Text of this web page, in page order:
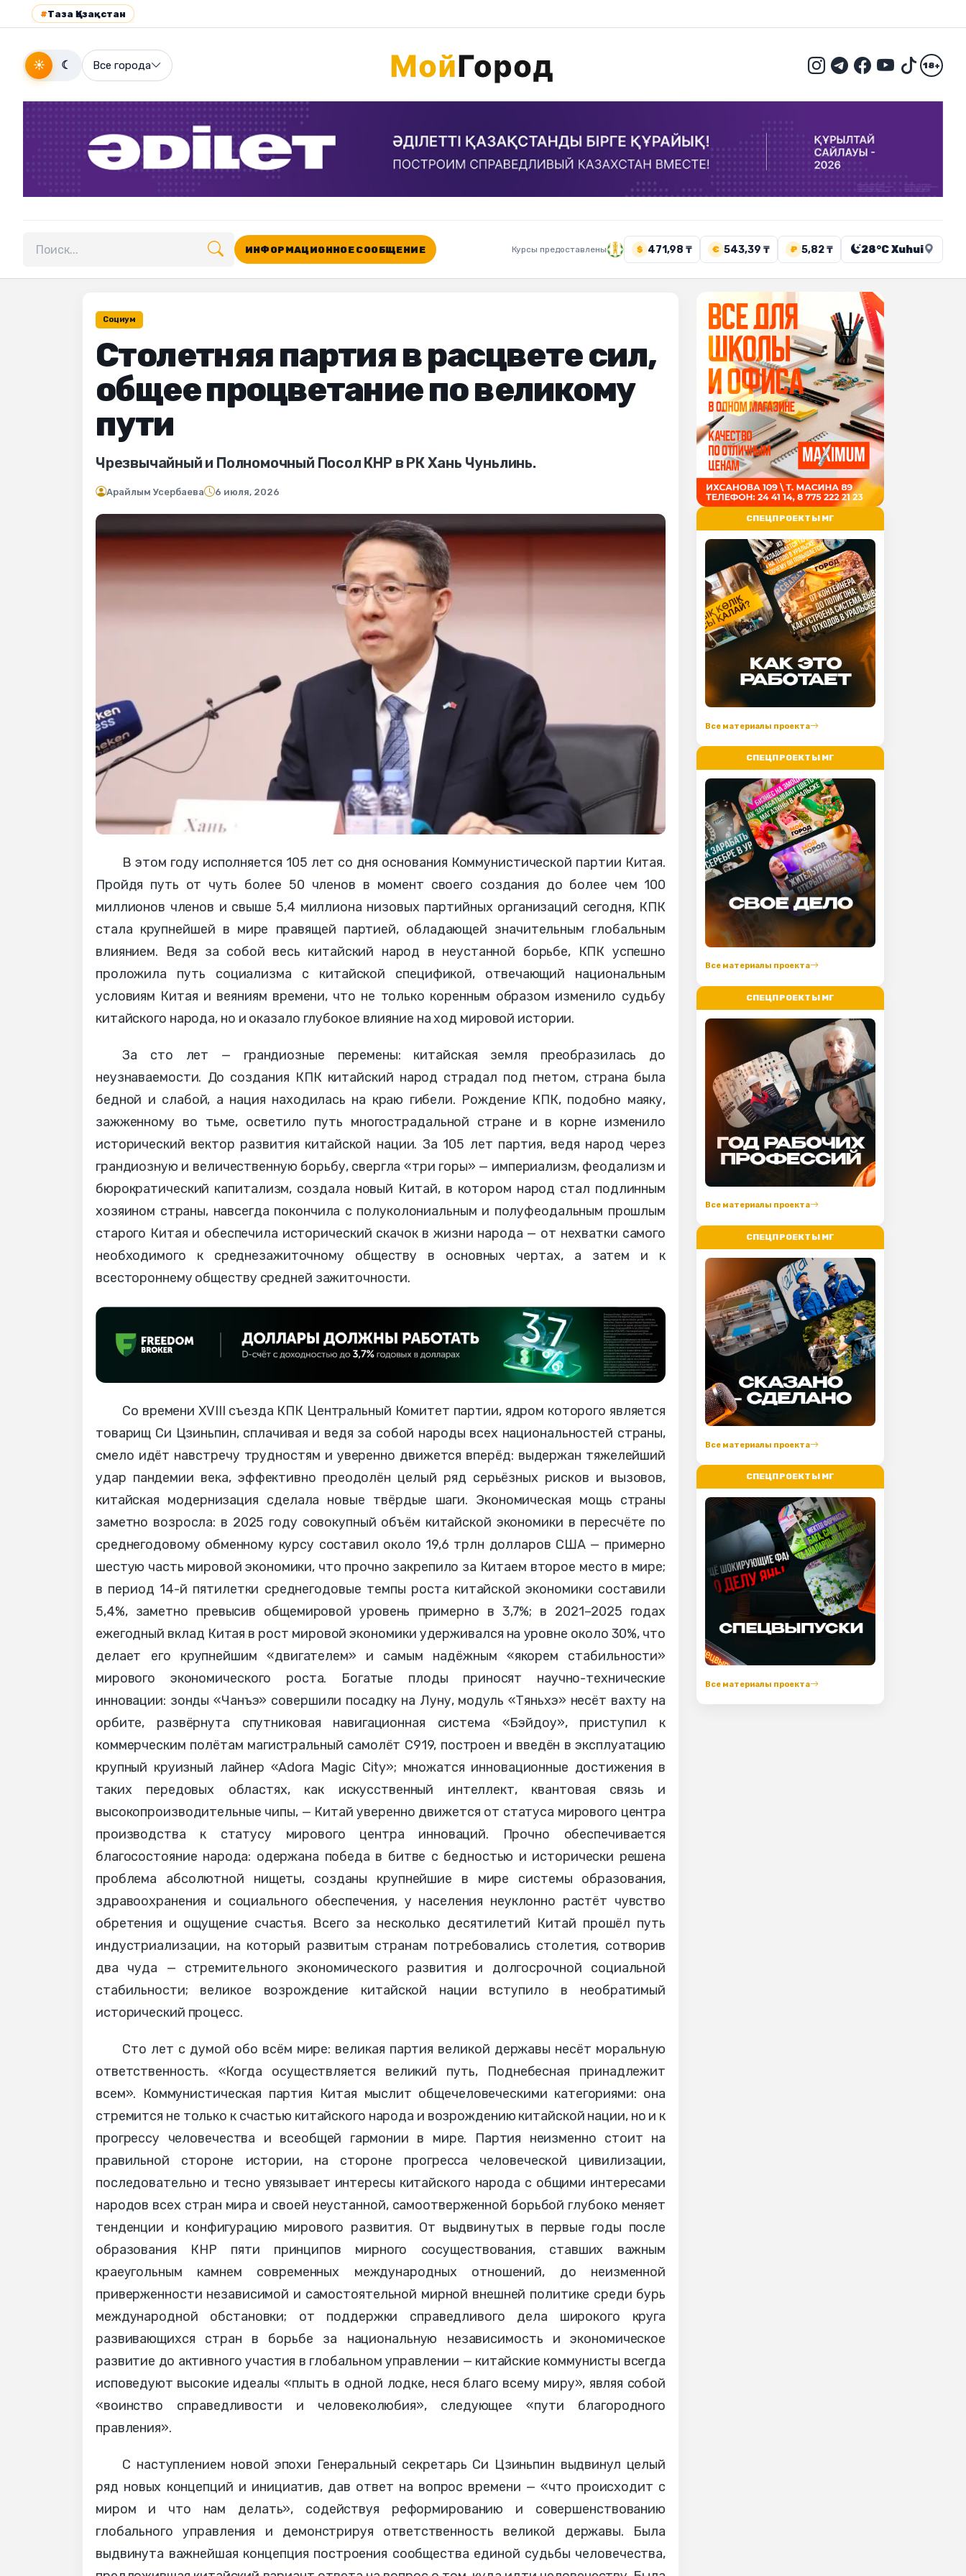
#Таза Қазақстан
☀ ☾ Все города 18+
Поиск по сайту
ИНФОРМАЦИОННОЕ СООБЩЕНИЕ Курсы предоставлены $ 471,98 ₸ € 543,39 ₸ ₽ 5,82 ₸ 28°C Xuhui
Социум
Столетняя партия в расцвете сил,
общее процветание по великому
пути
Чрезвычайный и Полномочный Посол КНР в РК Хань Чуньлинь.
Арайлым Усербаева 6 июля, 2026
В этом году исполняется 105 лет со дня основания Коммунистической партии Китая.
Пройдя путь от чуть более 50 членов в момент своего создания до более чем 100
миллионов членов и свыше 5,4 миллиона низовых партийных организаций сегодня, КПК
стала крупнейшей в мире правящей партией, обладающей значительным глобальным
влиянием. Ведя за собой весь китайский народ в неустанной борьбе, КПК успешно
проложила путь социализма с китайской спецификой, отвечающий национальным
условиям Китая и веяниям времени, что не только коренным образом изменило судьбу
китайского народа, но и оказало глубокое влияние на ход мировой истории.
За сто лет — грандиозные перемены: китайская земля преобразилась до
неузнаваемости. До создания КПК китайский народ страдал под гнетом, страна была
бедной и слабой, а нация находилась на краю гибели. Рождение КПК, подобно маяку,
зажженному во тьме, осветило путь многострадальной стране и в корне изменило
исторический вектор развития китайской нации. За 105 лет партия, ведя народ через
грандиозную и величественную борьбу, свергла «три горы» — империализм, феодализм и
бюрократический капитализм, создала новый Китай, в котором народ стал подлинным
хозяином страны, навсегда покончила с полуколониальным и полуфеодальным прошлым
старого Китая и обеспечила исторический скачок в жизни народа — от нехватки самого
необходимого к среднезажиточному обществу в основных чертах, а затем и к
всестороннему обществу средней зажиточности.
Со времени XVIII съезда КПК Центральный Комитет партии, ядром которого является
товарищ Си Цзиньпин, сплачивая и ведя за собой народы всех национальностей страны,
смело идёт навстречу трудностям и уверенно движется вперёд: выдержан тяжелейший
удар пандемии века, эффективно преодолён целый ряд серьёзных рисков и вызовов,
китайская модернизация сделала новые твёрдые шаги. Экономическая мощь страны
заметно возросла: в 2025 году совокупный объём китайской экономики в пересчёте по
среднегодовому обменному курсу составил около 19,6 трлн долларов США — примерно
шестую часть мировой экономики, что прочно закрепило за Китаем второе место в мире;
в период 14-й пятилетки среднегодовые темпы роста китайской экономики составили
5,4%, заметно превысив общемировой уровень примерно в 3,7%; в 2021–2025 годах
ежегодный вклад Китая в рост мировой экономики удерживался на уровне около 30%, что
делает его крупнейшим «двигателем» и самым надёжным «якорем стабильности»
мирового экономического роста. Богатые плоды приносят научно-технические
инновации: зонды «Чанъэ» совершили посадку на Луну, модуль «Тяньхэ» несёт вахту на
орбите, развёрнута спутниковая навигационная система «Бэйдоу», приступил к
коммерческим полётам магистральный самолёт C919, построен и введён в эксплуатацию
крупный круизный лайнер «Adora Magic City»; множатся инновационные достижения в
таких передовых областях, как искусственный интеллект, квантовая связь и
высокопроизводительные чипы, — Китай уверенно движется от статуса мирового центра
производства к статусу мирового центра инноваций. Прочно обеспечивается
благосостояние народа: одержана победа в битве с бедностью и исторически решена
проблема абсолютной нищеты, созданы крупнейшие в мире системы образования,
здравоохранения и социального обеспечения, у населения неуклонно растёт чувство
обретения и ощущение счастья. Всего за несколько десятилетий Китай прошёл путь
индустриализации, на который развитым странам потребовались столетия, сотворив
два чуда — стремительного экономического развития и долгосрочной социальной
стабильности; великое возрождение китайской нации вступило в необратимый
исторический процесс.
Сто лет с думой обо всём мире: великая партия великой державы несёт моральную
ответственность. «Когда осуществляется великий путь, Поднебесная принадлежит
всем». Коммунистическая партия Китая мыслит общечеловеческими категориями: она
стремится не только к счастью китайского народа и возрождению китайской нации, но и к
прогрессу человечества и всеобщей гармонии в мире. Партия неизменно стоит на
правильной стороне истории, на стороне прогресса человеческой цивилизации,
последовательно и тесно увязывает интересы китайского народа с общими интересами
народов всех стран мира и своей неустанной, самоотверженной борьбой глубоко меняет
тенденции и конфигурацию мирового развития. От выдвинутых в первые годы после
образования КНР пяти принципов мирного сосуществования, ставших важным
краеугольным камнем современных международных отношений, до неизменной
приверженности независимой и самостоятельной мирной внешней политике среди бурь
международной обстановки; от поддержки справедливого дела широкого круга
развивающихся стран в борьбе за национальную независимость и экономическое
развитие до активного участия в глобальном управлении — китайские коммунисты всегда
исповедуют высокие идеалы «плыть в одной лодке, неся благо всему миру», являя собой
«воинство справедливости и человеколюбия», следующее «пути благородного
правления».
С наступлением новой эпохи Генеральный секретарь Си Цзиньпин выдвинул целый
ряд новых концепций и инициатив, дав ответ на вопрос времени — «что происходит с
миром и что нам делать», содействуя реформированию и совершенствованию
глобального управления и демонстрируя ответственность великой державы. Была
выдвинута важнейшая концепция построения сообщества единой судьбы человечества,
СПЕЦПРОЕКТЫ МГ
Все материалы проекта
СПЕЦПРОЕКТЫ МГ
Все материалы проекта
СПЕЦПРОЕКТЫ МГ
Все материалы проекта
СПЕЦПРОЕКТЫ МГ
Все материалы проекта
СПЕЦПРОЕКТЫ МГ
Все материалы проекта